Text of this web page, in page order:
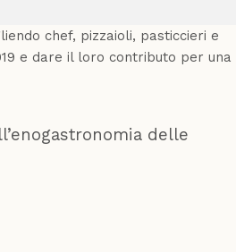
chef, pizzaioli, pasticcieri e
e dare il loro contributo per una
delle